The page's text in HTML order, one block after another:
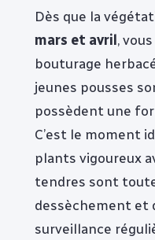
Dès que la
mars et avril,
bouturage
jeunes pousses
possèdent une
C’est le moment
plants vigoureux
tendres sont
dessèchement et
surveillance